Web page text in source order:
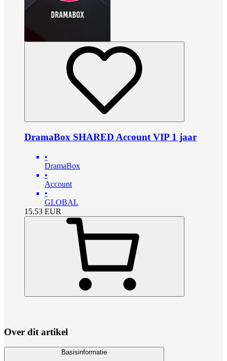
DramaBox SHARED Account VIP 1 jaar
•
DramaBox
•
Account
•
GLOBAL
15.53 EUR
Over dit artikel
Basisinformatie